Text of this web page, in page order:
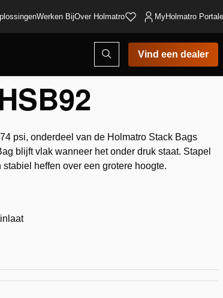
Werken BijOver Holmatro MyHolmatro
Open
zoekvenster
Vind een dealer
psi, onderdeel van de Holmatro Stack Bags
blijft vlak wanneer het onder druk staat. Stapel
heffen over een grotere hoogte.